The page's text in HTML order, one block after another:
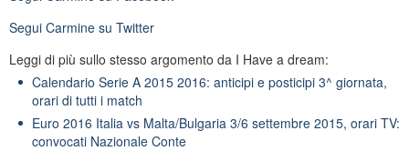
Segui Carmine su Twitter
Leggi di più sullo stesso argomento da I Have a dream:
Calendario Serie A 2015 2016: anticipi e posticipi 3^ giornata,
orari di tutti i match
Euro 2016 Italia vs Malta/Bulgaria 3/6 settembre 2015, orari TV:
convocati Nazionale Conte